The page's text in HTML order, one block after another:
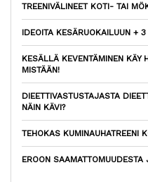
TREENIVÄLINEET KOTI- TAI
IDEOITA KESÄRUOKAILUUN +
KESÄLLÄ KEVENTÄMINEN KÄY
MISTÄÄN!
DIEETTIVASTUSTAJASTA
NÄIN KÄVI?
TEHOKAS KUMINAUHATREENI
EROON SAAMATTOMUUDESTA